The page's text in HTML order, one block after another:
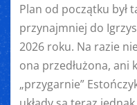
Plan od początku był
przynajmniej do
2026 roku. Na razie
ona przedłużona, ani
„przygarnie”